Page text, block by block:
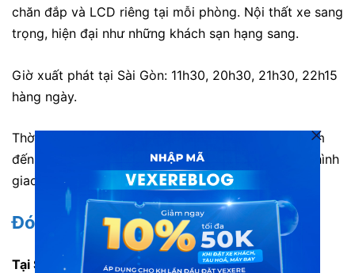
chăn đắp và LCD riêng tại mỗi phòng. Nội thất xe sang
trọng, hiện đại như những khách sạn hạng sang.
Giờ xuất phát tại Sài Gòn: 11h30, 20h30, 21h30, 22h15
hàng ngày.
Thời gian di chuyển: Khoảng 6h đến 7h tùy địa điểm
đến. Tuy nhiên thời gian có thể chênh lệch do tình hình
giao thông.
Đón/trả và trung chuyển
Tại Sài Gòn